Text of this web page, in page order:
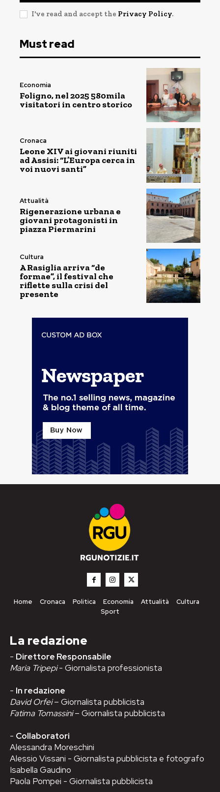
I've read and accept the Privacy Policy.
Must read
Economia
Foligno, nel 2025 580mila
visitatori in centro storico
Cronaca
Leone XIV ai giovani riuniti
ad Assisi: “L’Europa cerca in
voi nuovi santi”
Attualità
Rigenerazione urbana e
giovani protagonisti in
piazza Piermarini
Cultura
A Rasiglia arriva “de
formae”, il festival che
riflette sulla crisi del
presente
Home Cronaca Politica Economia Attualità
Cultura
Sport
La redazione
- Direttore Responsabile
Maria Tripepi- Giornalista professionista
- In redazione
David Orfei– Giornalista pubblicista
Fatima Tomassini– Giornalista pubblicista
- Collaboratori
Alessandra Moreschini
Alessio Vissani - Giornalista pubblicista e fotografo
Isabella Gaudino
Paola Pompei - Giornalista pubblicista